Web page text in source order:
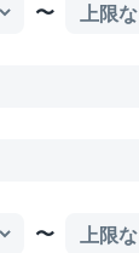
〜
〜